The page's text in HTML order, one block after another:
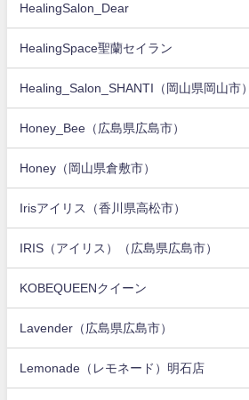
HealingSalon_Dear
HealingSpace聖蘭セイラン
Healing_Salon_SHANTI（岡山県岡山市）
Honey_Bee（広島県広島市）
Honey（岡山県倉敷市）
Irisアイリス（香川県高松市）
IRIS（アイリス）（広島県広島市）
KOBEQUEENクイーン
Lavender（広島県広島市）
Lemonade（レモネード）明石店